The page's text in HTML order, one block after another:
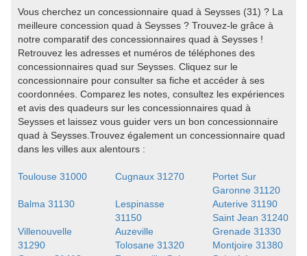
Vous cherchez un concessionnaire quad à Seysses (31) ? La
meilleure concession quad à Seysses ? Trouvez-le grâce à
notre comparatif des concessionnaires quad à Seysses !
Retrouvez les adresses et numéros de téléphones des
concessionnaires quad sur Seysses. Cliquez sur le
concessionnaire pour consulter sa fiche et accéder à ses
coordonnées. Comparez les notes, consultez les expériences
et avis des quadeurs sur les concessionnaires quad à
Seysses et laissez vous guider vers un bon concessionnaire
quad à Seysses.Trouvez également un concessionnaire quad
dans les villes aux alentours :
Toulouse 31000 Cugnaux 31270
Portet Sur
Garonne 31120
Balma 31130
Lespinasse
31150
Auterive 31190
Saint Jean 31240
Villenouvelle
31290
Auzeville
Tolosane 31320
Grenade 31330
Montjoire 31380